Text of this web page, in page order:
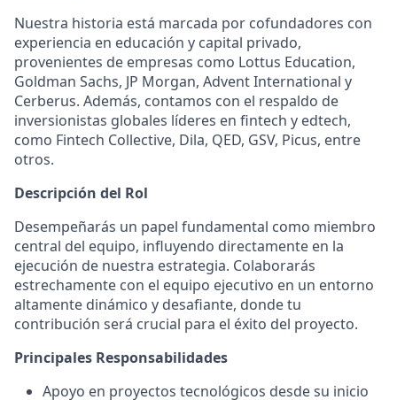
Nuestra historia está marcada por cofundadores con
experiencia en educación y capital privado,
provenientes de empresas como Lottus Education,
Goldman Sachs, JP Morgan, Advent International y
Cerberus. Además, contamos con el respaldo de
inversionistas globales líderes en fintech y edtech,
como Fintech Collective, Dila, QED, GSV, Picus, entre
otros.
Descripción del Rol
Desempeñarás un papel fundamental como miembro
central del equipo, influyendo directamente en la
ejecución de nuestra estrategia. Colaborarás
estrechamente con el equipo ejecutivo en un entorno
altamente dinámico y desafiante, donde tu
contribución será crucial para el éxito del proyecto.
Principales Responsabilidades
Apoyo en proyectos tecnológicos desde su inicio